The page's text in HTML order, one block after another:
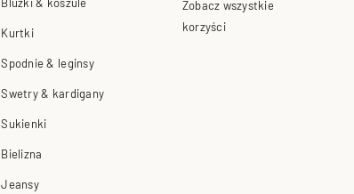
Kurtki
Spodnie & leginsy
Swetry & kardigany
Sukienki
Bielizna
Jeansy
Zobacz wszystkie
korzyści